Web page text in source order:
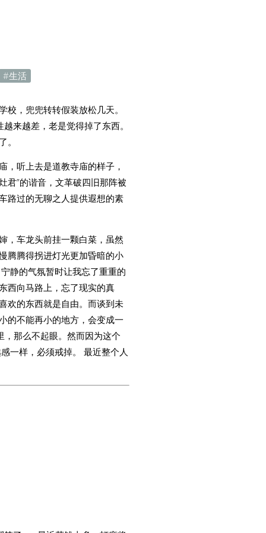
生活
，兜兜转转假装放松几天。
来越差，老是觉得掉了东西。
，听上去是道教寺庙的样子，
君”的谐音，文革破四旧那阵被
路过的无聊之人提供遐想的素
，车龙头前挂一颗白菜，虽然
腾腾得拐进灯光更加昏暗的小
静的气氛暂时让我忘了重重的
西向马路上，忘了现实的真
欢的东西就是自由。而谈到未
的不能再小的地方，会变成一
，那么不起眼。然而因为这个
一样，必须戒掉。 最近整个人